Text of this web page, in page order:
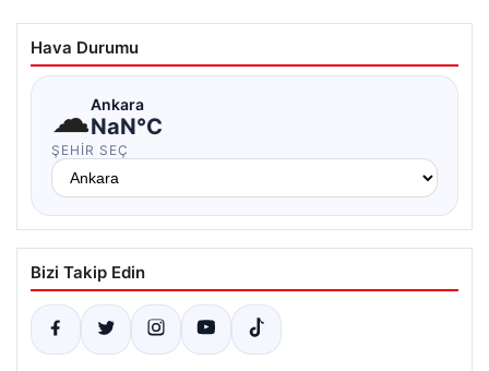
Hava Durumu
☁Ankara
NaN°C
ŞEHIR SEÇ
Bizi Takip Edin